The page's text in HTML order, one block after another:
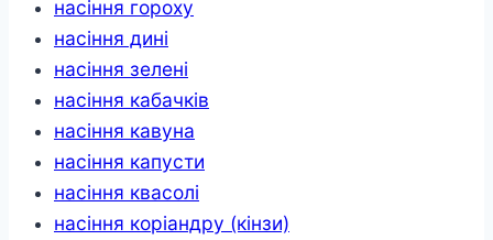
насіння гороху
насіння дині
насіння зелені
насіння кабачків
насіння кавуна
насіння капусти
насіння квасолі
насіння коріандру (кінзи)